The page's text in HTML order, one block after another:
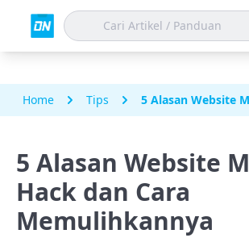
Home Tips 5 Alasan Website
5 Alasan Website
Hack dan Cara
Memulihkannya